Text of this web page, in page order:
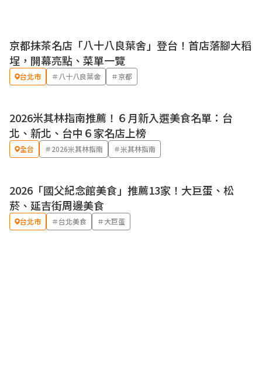
京都抹茶名店「八十八良葉舍」登台！首店落腳大稻
埕，開幕亮點、菜單一覽
台北市 ＃八十八良葉舍 ＃京都
2026米其林指南推薦！６月新入選美食名單：台
北、新北、台中６家名店上榜
全台 ＃2026米其林指南 ＃米其林指南
2026「國父紀念館美食」推薦13家！大巨蛋、松
菸、延吉街周邊美食
台北市 ＃台北美食 ＃大巨蛋